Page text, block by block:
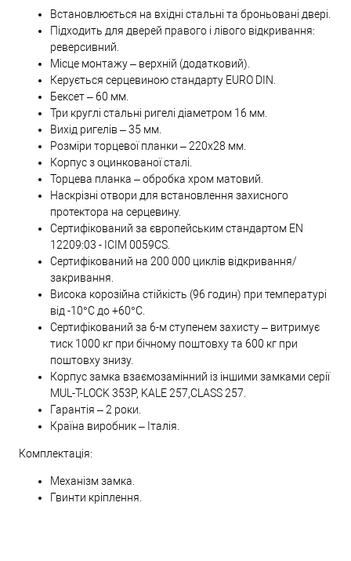
Встановлюється на вхідні стальні та броньовані двері.
Підходить для дверей правого і лівого відкривання:
реверсивний.
Місце монтажу – верхній (додатковий).
Керується серцевиною стандарту EURO DIN.
Бексет – 60 мм.
Три круглі стальні ригелі діаметром 16 мм.
Вихід ригелів – 35 мм.
Розміри торцевої планки – 220х28 мм.
Корпус з оцинкованої сталі.
Торцева планка – обробка хром матовий.
Наскрізні отвори для встановлення захисного
протектора на серцевину.
Сертифікований за європейським стандартом EN
12209:03 - ICIM 0059CS.
Сертифікований на 200 000 циклів відкривання/
закривання.
Висока корозійна стійкість (96 годин) при температурі
від -10°C до +60°C.
Сертифікований за 6-м ступенем захисту – витримує
тиск 1000 кг при бічному поштовху та 600 кг при
поштовху знизу.
Корпус замка взаємозамінний із іншими замками серії
MUL-T-LOCK 353P, KALE 257,CLASS 257.
Гарантія – 2 роки.
Країна виробник – Італія.
Комплектація:
Механізм замка.
Гвинти кріплення.